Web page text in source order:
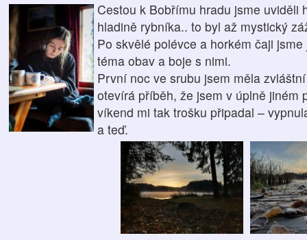
Cestou k Bobřímu hradu jsme uviděli
hladině rybníka.. to byl až mystický
Po skvělé polévce a horkém čaji
téma obav a boje s nimi.
První noc ve srubu jsem měla
otevírá příběh, že jsem v úplně jiném
víkend mi tak trošku připadal –
a teď.